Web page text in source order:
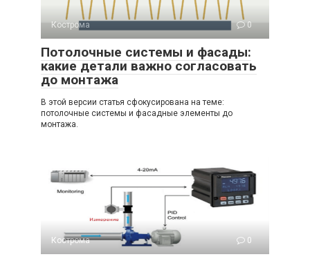
Кострома 0
Потолочные системы и фасады:
какие детали важно согласовать
до монтажа
В этой версии статья сфокусирована на теме:
потолочные системы и фасадные элементы до
монтажа.
Кострома 0